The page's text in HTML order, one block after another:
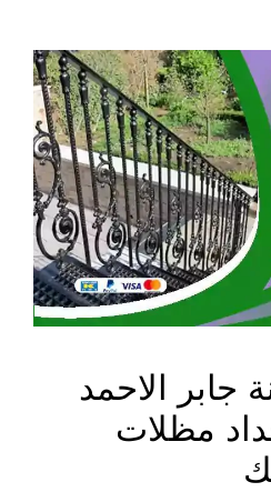
جابر الاحمد
حداد مظلات